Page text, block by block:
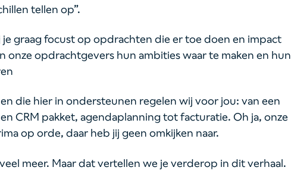
tellen op”.
je graag focust op opdrachten die er toe doen en impact
onze opdrachtgevers hun ambities waar te maken en hun
die hier in ondersteunen regelen wij voor jou: van een
CRM pakket, agendaplanning tot facturatie. Oh ja, onze
op orde, daar heb jij geen omkijken naar.
meer. Maar dat vertellen we je verderop in dit verhaal.